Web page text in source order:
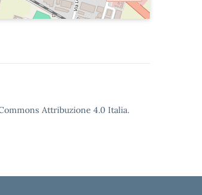
Attribuzione 4.0 Italia.